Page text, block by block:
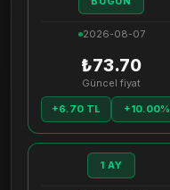
2026-08-07
₺73.70
Güncel fiyat
+6.70 TL +10.00%
1 AY